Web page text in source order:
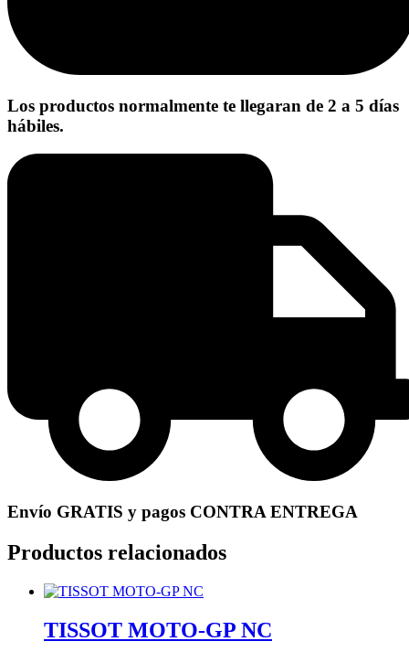
Los productos normalmente te llegaran de 2 a 5 días
hábiles.
Envío GRATIS y pagos CONTRA ENTREGA
Productos relacionados
TISSOT MOTO-GP NC